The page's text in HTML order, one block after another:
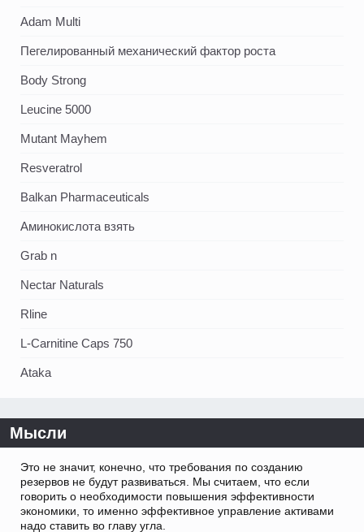
Adam Multi
Пегелированный механический фактор роста
Body Strong
Leucine 5000
Mutant Mayhem
Resveratrol
Balkan Pharmaceuticals
Аминокислота взять
Grab n
Nectar Naturals
Rline
L-Carnitine Caps 750
Ataka
Мысли
Это не значит, конечно, что требования по созданию
резервов не будут развиваться. Мы считаем, что если
говорить о необходимости повышения эффективности
экономики, то именно эффективное управление активами
надо ставить во главу угла.